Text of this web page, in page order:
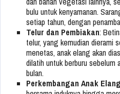
bulu untuk kenyamanan.
setiap tahun, dengan
Telur dan Pembiakan:
telur, yang kemudian dierami
menetas, anak elang akan
dilatih untuk berburu sebelum
bulan.
Perkembangan Anak Elang